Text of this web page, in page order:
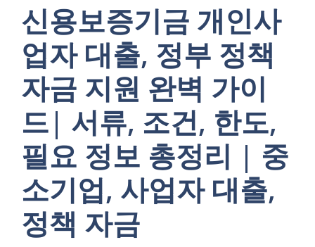
신용보증기금 개인사
업자 대출, 정부 정책
자금 지원 완벽 가이
드| 서류, 조건, 한도,
필요 정보 총정리 | 중
소기업, 사업자 대출,
정책 자금